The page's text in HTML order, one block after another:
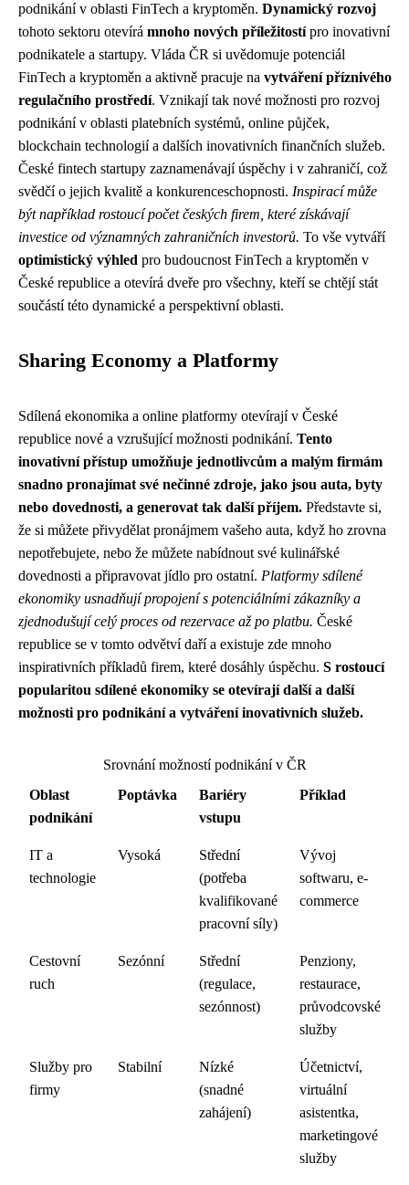
podnikání v oblasti FinTech a kryptoměn. Dynamický rozvoj
tohoto sektoru otevírá mnoho nových příležitostípro inovativní
podnikatele a startupy. Vláda ČR si uvědomuje potenciál
FinTech a kryptoměn a aktivně pracuje na vytváření příznivého
regulačního prostředí. Vznikají tak nové možnosti pro rozvoj
podnikání v oblasti platebních systémů, online půjček,
blockchain technologií a dalších inovativních finančních služeb.
České fintech startupy zaznamenávají úspěchy i v zahraničí, což
svědčí o jejich kvalitě a konkurenceschopnosti. Inspirací může
být například rostoucí počet českých firem, které získávají
investice od významných zahraničních investorů. To vše vytváří
optimistický výhled pro budoucnost FinTech a kryptoměn v
České republice a otevírá dveře pro všechny, kteří se chtějí stát
součástí této dynamické a perspektivní oblasti.
Sharing Economy a Platformy
Sdílená ekonomika a online platformy otevírají v České
republice nové a vzrušující možnosti podnikání. Tento
inovativní přístup umožňuje jednotlivcům a malým firmám
snadno pronajímat své nečinné zdroje, jako jsou auta, byty
nebo dovednosti, a generovat tak další příjem. Představte si,
že si můžete přivydělat pronájmem vašeho auta, když ho zrovna
nepotřebujete, nebo že můžete nabídnout své kulinářské
dovednosti a připravovat jídlo pro ostatní. Platformy sdílené
ekonomiky usnadňují propojení s potenciálními zákazníky a
zjednodušují celý proces od rezervace až po platbu. České
republice se v tomto odvětví daří a existuje zde mnoho
inspirativních příkladů firem, které dosáhly úspěchu. S rostoucí
popularitou sdílené ekonomiky se otevírají další a další
možnosti pro podnikání a vytváření inovativních služeb.
Srovnání možností podnikání v ČR
Oblast
podnikání
Poptávka
Bariéry
vstupu
Příklad
IT a
technologie
Vysoká
Střední
(potřeba
kvalifikované
pracovní síly)
Vývoj
softwaru, e-
commerce
Cestovní
ruch
Sezónní
Střední
(regulace,
sezónnost)
Penziony,
restaurace,
průvodcovské
služby
Služby pro
firmy
Stabilní
Nízké
(snadné
zahájení)
Účetnictví,
virtuální
asistentka,
marketingové
služby